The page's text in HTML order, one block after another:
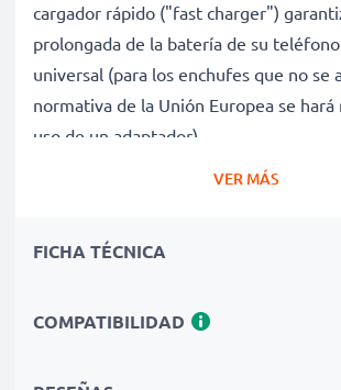
cargador rápido ("fast charger")
prolongada de la batería de su
universal (para los enchufes que no se
normativa de la Unión Europea se hará
uso de un adaptador).
entrada flexible del cargador de
✔ Tecnología moderna - Carga rápida
útil prolongada de su teléfono móvil
VER MÁS
FICHA TÉCNICA
COMPATIBILIDAD